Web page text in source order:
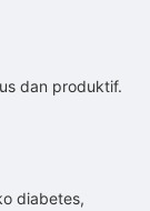
dan produktif.
diabetes,